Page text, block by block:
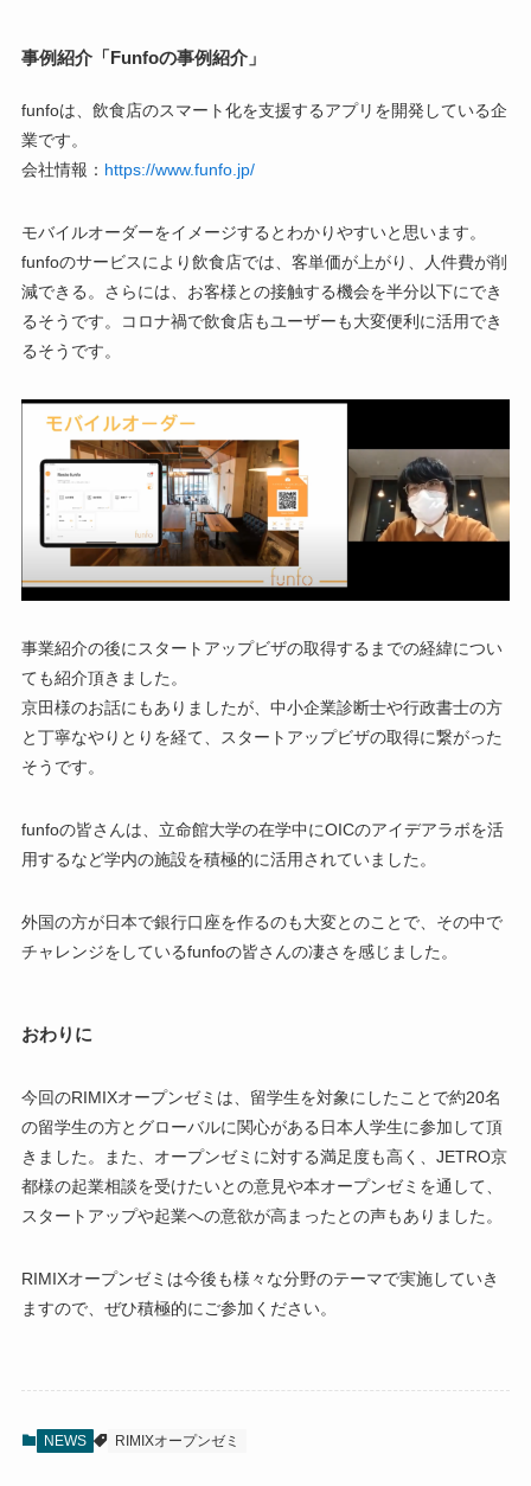
事例紹介「Funfoの事例紹介」
funfoは、飲食店のスマート化を支援するアプリを開発している企
業です。
会社情報： https://www.funfo.jp/
モバイルオーダーをイメージするとわかりやすいと思います。
funfoのサービスにより飲食店では、客単価が上がり、人件費が削
減できる。さらには、お客様との接触する機会を半分以下にでき
るそうです。コロナ禍で飲食店もユーザーも大変便利に活用でき
るそうです。
事業紹介の後にスタートアップビザの取得するまでの経緯につい
ても紹介頂きました。
京田様のお話にもありましたが、中小企業診断士や行政書士の方
と丁寧なやりとりを経て、スタートアップビザの取得に繋がった
そうです。
funfoの皆さんは、立命館大学の在学中にOICのアイデアラボを活
用するなど学内の施設を積極的に活用されていました。
外国の方が日本で銀行口座を作るのも大変とのことで、その中で
チャレンジをしているfunfoの皆さんの凄さを感じました。
おわりに
今回のRIMIXオープンゼミは、留学生を対象にしたことで約20名
の留学生の方とグローバルに関心がある日本人学生に参加して頂
きました。また、オープンゼミに対する満足度も高く、JETRO京
都様の起業相談を受けたいとの意見や本オープンゼミを通して、
スタートアップや起業への意欲が高まったとの声もありました。
RIMIXオープンゼミは今後も様々な分野のテーマで実施していき
ますので、ぜひ積極的にご参加ください。
NEWS RIMIXオープンゼミ